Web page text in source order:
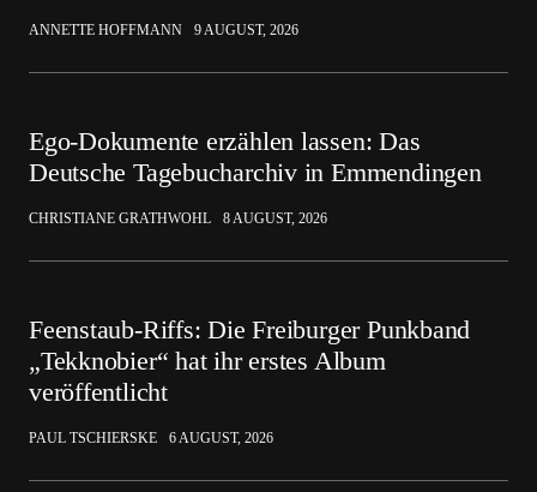
ANNETTE HOFFMANN 9 AUGUST, 2026
Ego-Dokumente erzählen lassen: Das
Deutsche Tagebucharchiv in Emmendingen
CHRISTIANE GRATHWOHL 8 AUGUST, 2026
Feenstaub-Riffs: Die Freiburger Punkband
„Tekknobier“ hat ihr erstes Album
veröffentlicht
PAUL TSCHIERSKE 6 AUGUST, 2026